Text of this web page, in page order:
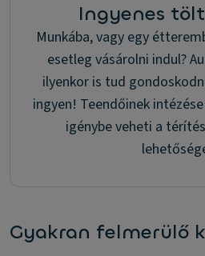
Ingyenes
Munkába, vagy egy
esetleg vásárolni indul?
ilyenkor is tud
ingyen! Teendőinek
igénybe veheti a
Gyakran felmerülő